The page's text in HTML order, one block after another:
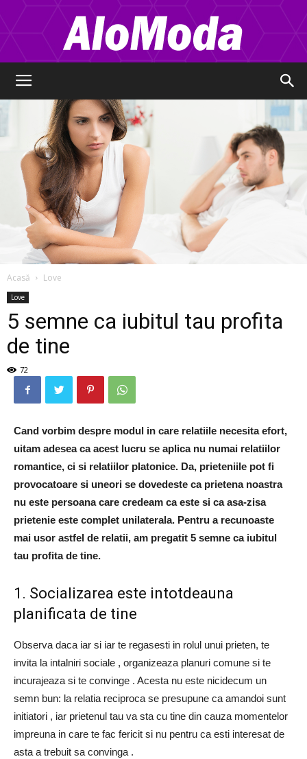
Acasă Love
Love
5 semne ca iubitul tau profita
de tine
72
Cand vorbim despre modul in care relatiile necesita efort,
uitam adesea ca acest lucru se aplica nu numai relatiilor
romantice, ci si relatiilor platonice. Da, prieteniile pot fi
provocatoare si uneori se dovedeste ca prietena noastra
nu este persoana care credeam ca este si ca asa-zisa
prietenie este complet unilaterala. Pentru a recunoaste
mai usor astfel de relatii, am pregatit 5 semne ca iubitul
tau profita de tine.
1. Socializarea este intotdeauna
planificata de tine
Observa daca iar si iar te regasesti in rolul unui prieten, te
invita la intalniri sociale , organizeaza planuri comune si te
incurajeaza si te convinge . Acesta nu este nicidecum un
semn bun: la relatia reciproca se presupune ca amandoi sunt
initiatori , iar prietenul tau va sta cu tine din cauza momentelor
impreuna in care te fac fericit si nu pentru ca esti interesat de
asta a trebuit sa convinga .